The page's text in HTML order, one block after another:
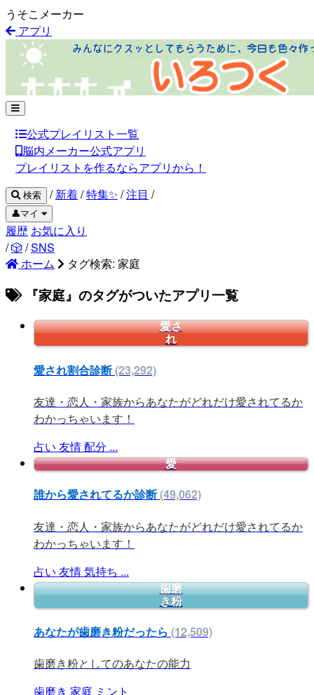
うそこメーカー
アプリ
公式プレイリスト一覧
脳内メーカー公式アプリ
プレイリストを作るならアプリから！
検索 / 新着/特集✨ /注目 /
👤マイ
履歴 お気に入り
/🎲 /SNS
ホーム
タグ検索: 家庭
『家庭』のタグがついたアプリ一覧
愛さ
れ
愛され割合診断(23,292)
友達・恋人・家族からあなたがどれだけ愛されてるか
わかっちゃいます！
占い 友情配分 ...
愛
誰から愛されてるか診断(49,062)
友達・恋人・家族からあなたがどれだけ愛されてるか
わかっちゃいます！
占い 友情気持ち ...
歯磨
き粉
あなたが歯磨き粉だったら (12,509)
歯磨き粉としてのあなたの能力
歯磨き 家庭 ミント